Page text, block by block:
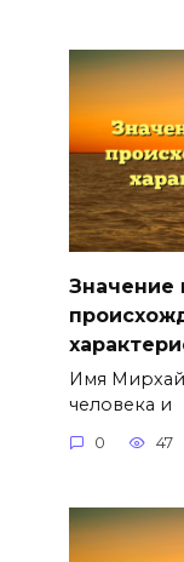
Значение
Имя
человека и
0 47